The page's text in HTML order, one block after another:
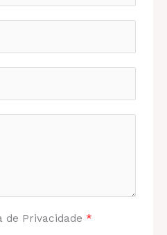
de Privacidade *